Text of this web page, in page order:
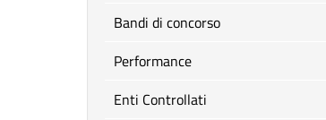
Bandi di concorso
Performance
Enti Controllati